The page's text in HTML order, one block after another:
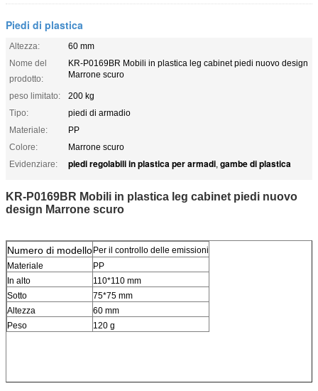
Piedi di plastica
Altezza:
60 mm
Nome del
prodotto:
KR-P0169BR Mobili in plastica leg cabinet piedi nuovo design
Marrone scuro
peso limitato:
200 kg
Tipo:
piedi di armadio
Materiale:
PP
Colore:
Marrone scuro
Evidenziare:
piedi regolabili in plastica per armadi, gambe di plastica
KR-P0169BR Mobili in plastica leg cabinet piedi nuovo
design Marrone scuro
Numero di modelloPer il controllo delle emissioni
Materiale
PP
In alto
110*110 mm
Sotto
75*75 mm
Altezza
60 mm
Peso
120 g